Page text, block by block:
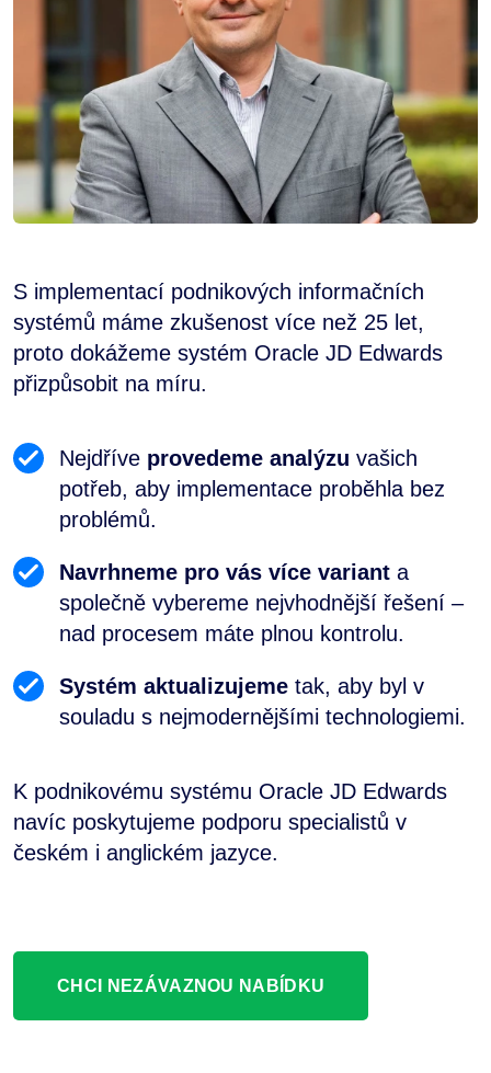
S implementací podnikových informačních
systémů máme zkušenost více než 25 let,
proto dokážeme systém Oracle JD Edwards
přizpůsobit na míru.
Nejdříve provedeme analýzu vašich
potřeb, aby implementace proběhla bez
problémů.
Navrhneme pro vás více variant a
společně vybereme nejvhodnější řešení –
nad procesem máte plnou kontrolu.
Systém aktualizujeme tak, aby byl v
souladu s nejmodernějšími technologiemi.
K podnikovému systému Oracle JD Edwards
navíc poskytujeme podporu specialistů v
českém i anglickém jazyce.
CHCI NEZÁVAZNOU NABÍDKU